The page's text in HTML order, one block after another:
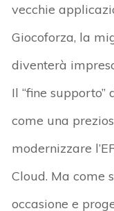
vecchie
Giocoforza, la
diventerà
Il “fine supporto”
come una
modernizzare
Cloud. Ma come
occasione e